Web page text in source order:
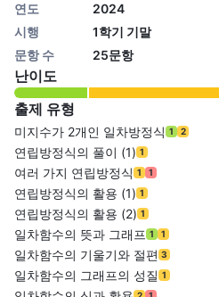
연도
2024
시행
1학기 기말
문항 수
25문항
난이도
출제 유형
미지수가 2개인 일차방정식 1 2
연립방정식의 풀이 (1) 1
여러 가지 연립방정식 1 1
연립방정식의 활용 (1) 1
연립방정식의 활용 (2) 1
일차함수의 뜻과 그래프 1 1
일차함수의 기울기와 절편 3
일차함수의 그래프의 성질 1